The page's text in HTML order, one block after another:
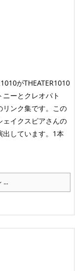
がTHEATER1010
ーとクレオパト
リンク集です。この
ェイクスピアさんの
しています。1本
...